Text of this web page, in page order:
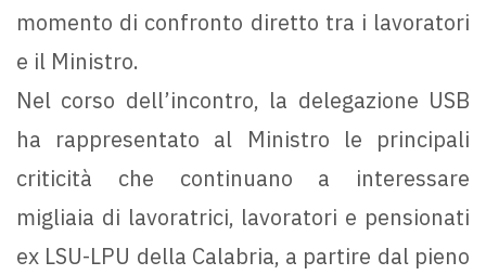
momento di confronto diretto tra i lavoratori
e il Ministro.
Nel corso dell’incontro, la delegazione USB
ha rappresentato al Ministro le principali
criticità che continuano a interessare
migliaia di lavoratrici, lavoratori e pensionati
ex LSU-LPU della Calabria, a partire dal pieno